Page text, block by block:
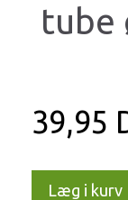
tube
39,95
Læg i kurv